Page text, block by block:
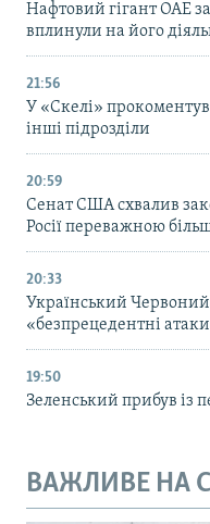
Нафтовий гігант ОАЕ
вплинули на його
21:56
У «Скелі»
інші підрозділи
20:59
Cенат США схвалив
Росії переважною
20:33
Український
«безпрецедентні
19:50
Зеленський прибув із
ВАЖЛИВЕ НА